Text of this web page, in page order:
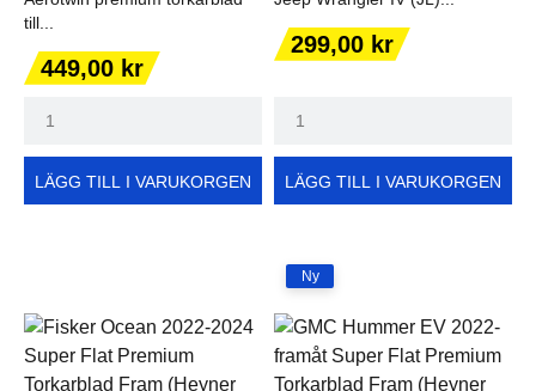
till...
Pris
449,00 kr
LÄGG TILL I VARUKORGEN
Pris
299,00 kr
LÄGG TILL I VARUKORGEN
Ny